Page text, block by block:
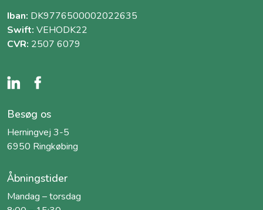
Iban: DK9776500002022635
Swift: VEHODK22
CVR: 2507 6079
Besøg os
Herningvej 3-5
6950 Ringkøbing
Åbningstider
Mandag – torsdag